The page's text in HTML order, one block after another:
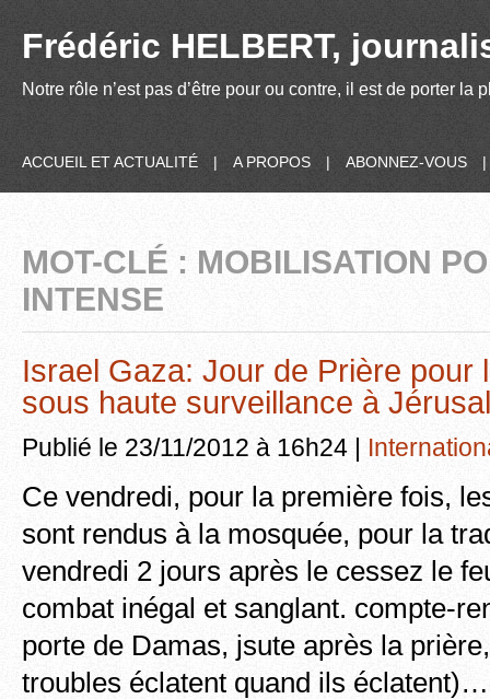
Frédéric HELBERT,
Notre rôle n’est pas d’être pour ou contre, il est de porter
ACCUEIL ET ACTUALITÉ | A PROPOS | ABONNEZ-VOUS |
MOT-CLÉ : MOBILISATION
INTENSE
Israel Gaza: Jour de Prière pour
sous haute surveillance à
Publié le 23/11/2012 à 16h24 |
Ce vendredi, pour la première fois,
sont rendus à la mosquée, pour la
vendredi 2 jours après le cessez le
combat inégal et sanglant. compte-
porte de Damas, jsute après la
troubles éclatent quand ils